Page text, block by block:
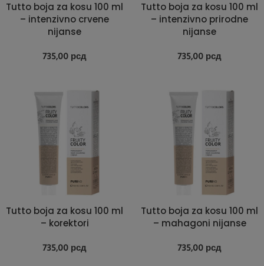
Tutto boja za kosu 100 ml
– intenzivno crvene
nijanse
735,00 рсд
Tutto boja za kosu 100 ml
– intenzivno prirodne
nijanse
735,00 рсд
Tutto boja za kosu 100 ml
– korektori
735,00 рсд
Tutto boja za kosu 100 ml
– mahagoni nijanse
735,00 рсд